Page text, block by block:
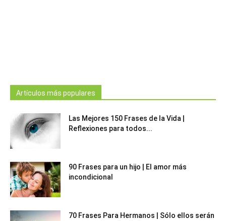
Artículos más populares
Las Mejores 150 Frases de la Vida |
Reflexiones para todos...
90 Frases para un hijo | El amor más
incondicional
70 Frases Para Hermanos | Sólo ellos serán